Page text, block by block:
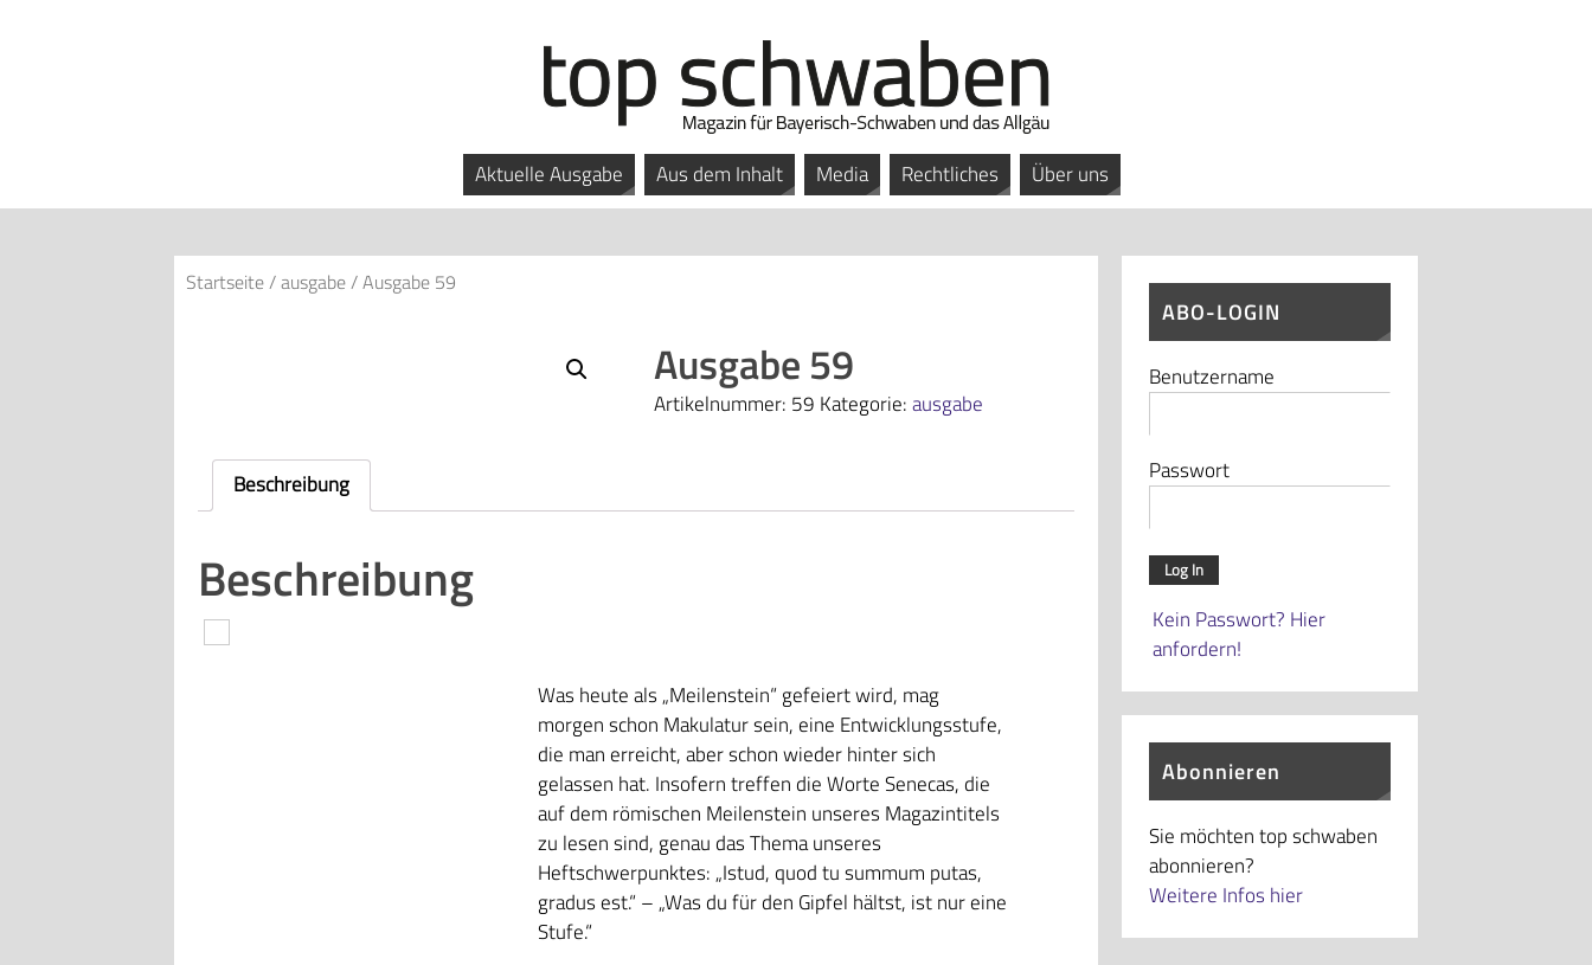
Aktuelle Ausgabe Aus dem Inhalt Media Rechtliches Über uns
Startseite/ausgabe/ Ausgabe 59
Ausgabe 59
Artikelnummer: 59 Kategorie:ausgabe
Beschreibung
Beschreibung
Was heute als „Meilenstein“ gefeiert wird, mag
morgen schon Makulatur sein, eine Entwicklungsstufe,
die man erreicht, aber schon wieder hinter sich
gelassen hat. Insofern treffen die Worte Senecas, die
auf dem römischen Meilenstein unseres Magazintitels
zu lesen sind, genau das Thema unseres
Heftschwerpunktes: „Istud, quod tu summum putas,
gradus est.“ – „Was du für den Gipfel hältst, ist nur eine
Stufe.“
ABO-LOGIN
Benutzername
Passwort
Kein Passwort? Hier
anfordern!
Abonnieren
Sie möchten top schwaben
abonnieren?
Weitere Infos hier